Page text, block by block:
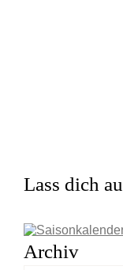
Lass dich
Archiv